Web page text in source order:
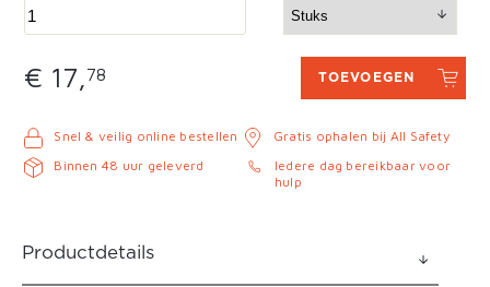
€ 17,78 TOEVOEGEN
Snel & veilig online bestellen
Binnen 48 uur geleverd
Gratis ophalen bij All Safety
Iedere dag bereikbaar voor
hulp
Productdetails